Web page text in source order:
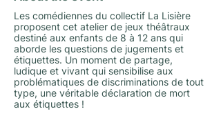
Les comédiennes du collectif La Lisière
proposent cet atelier de jeux théâtraux
destiné aux enfants de 8 à 12 ans qui
aborde les questions de jugements et
étiquettes. Un moment de partage,
ludique et vivant qui sensibilise aux
problématiques de discriminations de tout
type, une véritable déclaration de mort
aux étiquettes !